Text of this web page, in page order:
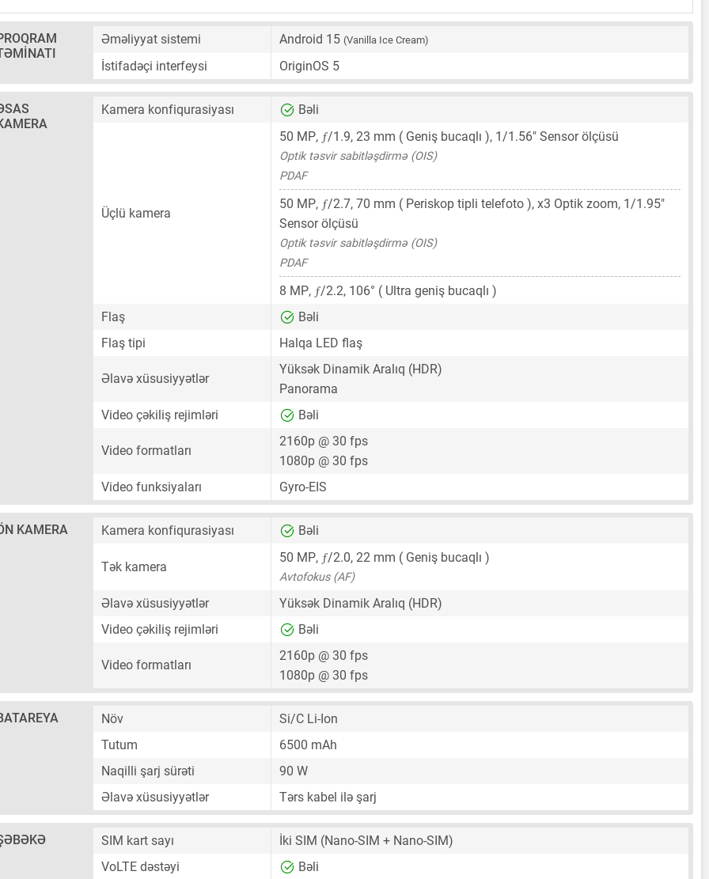
Əməliyyat sistemi Android 15 (Vanilla Ice Cream)
İstifadəçi interfeysi OriginOS 5
Kamera konfiqurasiyası Bəli
Üçlü kamera
50 MP, ƒ/1.9, 23 mm ( Geniş bucaqlı ), 1/1.56" Sensor ölçüsü
Optik təsvir sabitləşdirmə (OIS)
PDAF
50 MP, ƒ/2.7, 70 mm ( Periskop tipli telefoto ), x3 Optik zoom, 1/1.95"
Sensor ölçüsü
Optik təsvir sabitləşdirmə (OIS)
PDAF
8 MP, ƒ/2.2, 106° ( Ultra geniş bucaqlı )
Flaş
Bəli
Flaş tipi
Halqa LED flaş
Əlavə xüsusiyyətlər
Yüksək Dinamik Aralıq (HDR)
Panorama
Video çəkiliş rejimləri
Bəli
Video formatları
2160p @ 30 fps
1080p @ 30 fps
Video funksiyaları
Gyro-EIS
KAMERA Kamera konfiqurasiyası Bəli
Tək kamera
50 MP, ƒ/2.0, 22 mm ( Geniş bucaqlı )
Avtofokus (AF)
Əlavə xüsusiyyətlər
Yüksək Dinamik Aralıq (HDR)
Video çəkiliş rejimləri
Bəli
Video formatları
2160p @ 30 fps
1080p @ 30 fps
Növ
Si/C Li-Ion
Tutum
6500 mAh
Naqilli şarj sürəti
90 W
Əlavə xüsusiyyətlər
Tərs kabel ilə şarj
SIM kart sayı İki SIM (Nano-SIM + Nano-SIM)
VoLTE dəstəyi
Bəli